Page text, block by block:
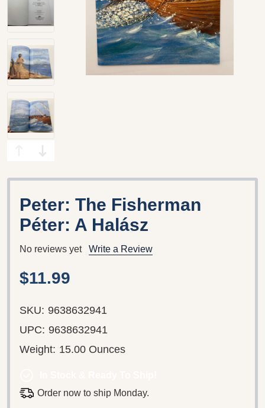
Peter: The Fisherman
Péter: A Halász
No reviews yet Write a Review
$11.99
SKU: 9638632941
UPC: 9638632941
Weight: 15.00 Ounces
Order now to ship Monday.